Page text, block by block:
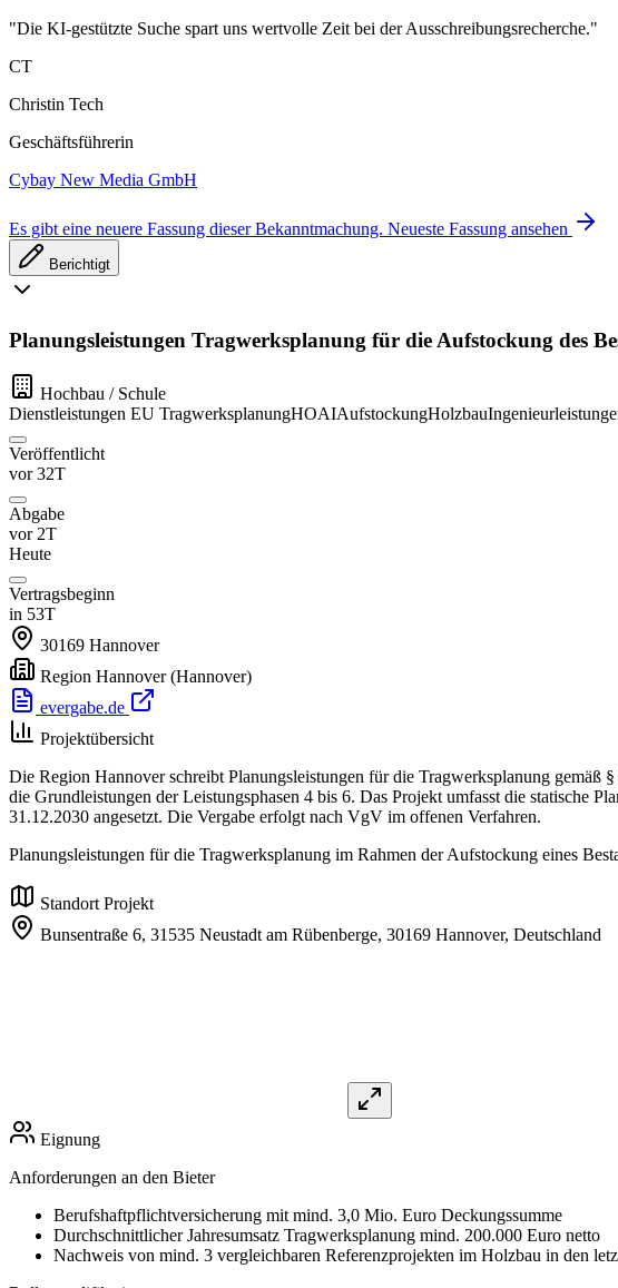
"Die KI-gestützte Suche spart uns wertvolle Zeit bei der Ausschreibungsrecherche."
CT
Christin Tech
Geschäftsführerin
Cybay New Media GmbH
Es gibt eine neuere Fassung dieser Bekanntmachung. Neueste Fassung ansehen
Berichtigt
Planungsleistungen Tragwerksplanung für die Aufstockung des
Hochbau / Schule
Dienstleistungen EU TragwerksplanungHOAIAufstockungHolzbau
Veröffentlicht
vor 32T
Abgabe
vor 2T
Heute
Vertragsbeginn
in 53T
30169 Hannover
Region Hannover (Hannover)
evergabe.de
Projektübersicht
Die Region Hannover schreibt Planungsleistungen für die Tragwerksplanung gemäß
die Grundleistungen der Leistungsphasen 4 bis 6. Das Projekt umfasst die statische
31.12.2030 angesetzt. Die Vergabe erfolgt nach VgV im offenen Verfahren.
Planungsleistungen für die Tragwerksplanung im Rahmen der Aufstockung eines
Standort Projekt
Bunsentraße 6, 31535 Neustadt am Rübenberge, 30169 Hannover, Deutschland
Eignung
Anforderungen an den Bieter
Berufshaftpflichtversicherung mit mind. 3,0 Mio. Euro Deckungssumme
Durchschnittlicher Jahresumsatz Tragwerksplanung mind. 200.000 Euro netto
Nachweis von mind. 3 vergleichbaren Referenzprojekten im Holzbau in den